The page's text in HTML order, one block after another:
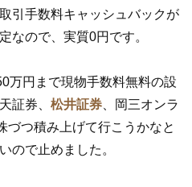
引手数料キャッシュバックが
なので、実質0円です。
万円まで現物手数料無料の設
証券、 松井証券 、岡三オンラ
づつ積み上げて行こうかなと
ので止めました。